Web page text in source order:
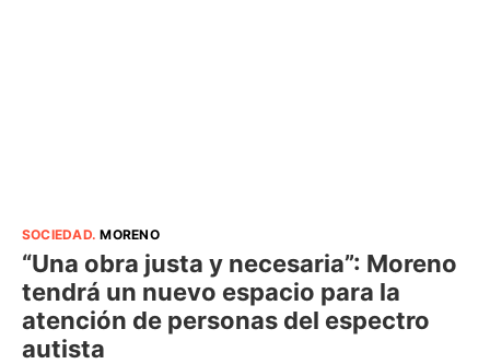
SOCIEDAD.MORENO
“Una obra justa y necesaria”: Moreno
tendrá un nuevo espacio para la
atención de personas del espectro
autista